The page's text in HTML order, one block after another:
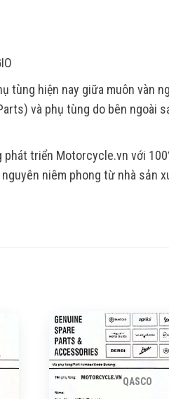
tùng hiện nay giữa muôn vàn
và phụ tùng do bên
triển Motorcycle.vn với
niêm phong từ nhà sản
QASCO